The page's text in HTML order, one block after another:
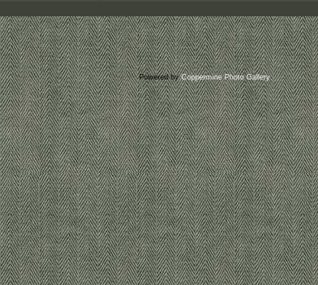
Powered byCoppermine Photo Gallery